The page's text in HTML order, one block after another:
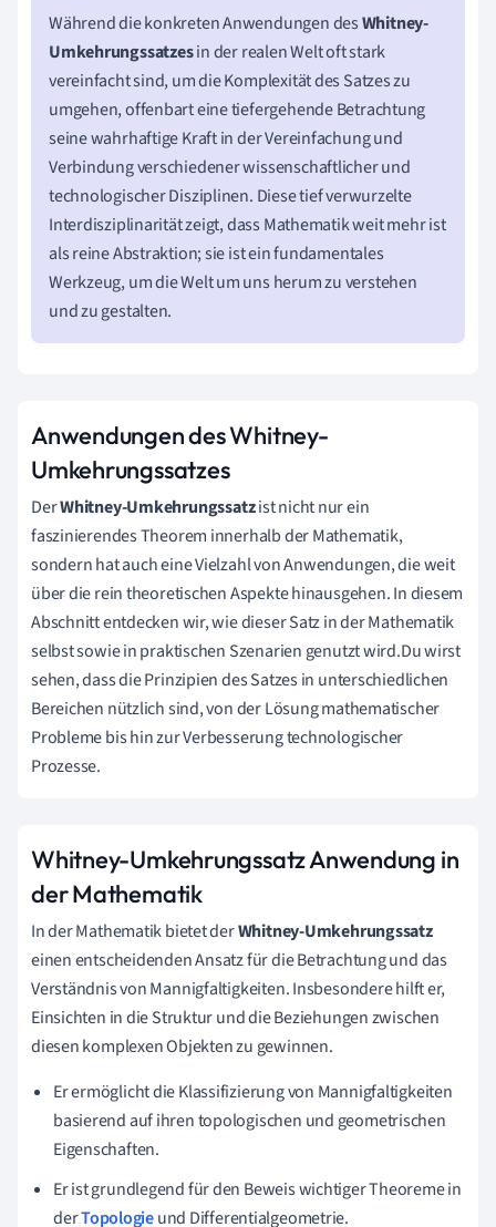
Während die konkreten Anwendungen desWhitney-
Umkehrungssatzesin der realen Welt oft stark
vereinfacht sind, um die Komplexität des Satzes zu
umgehen, offenbart eine tiefergehende Betrachtung
seine wahrhaftige Kraft in der Vereinfachung und
Verbindung verschiedener wissenschaftlicher und
technologischer Disziplinen. Diese tief verwurzelte
Interdisziplinarität zeigt, dass Mathematik weit mehr ist
als reine Abstraktion; sie ist ein fundamentales
Werkzeug, um die Welt um uns herum zu verstehen
und zu gestalten.
Anwendungen des Whitney-
Umkehrungssatzes
DerWhitney-Umkehrungssatzist nicht nur ein
faszinierendes Theorem innerhalb der Mathematik,
sondern hat auch eine Vielzahl von Anwendungen, die weit
über die rein theoretischen Aspekte hinausgehen. In diesem
Abschnitt entdecken wir, wie dieser Satz in der Mathematik
selbst sowie in praktischen Szenarien genutzt wird.Du wirst
sehen, dass die Prinzipien des Satzes in unterschiedlichen
Bereichen nützlich sind, von der Lösung mathematischer
Probleme bis hin zur Verbesserung technologischer
Prozesse.
Whitney-Umkehrungssatz Anwendung in
der Mathematik
In der Mathematik bietet derWhitney-Umkehrungssatz
einen entscheidenden Ansatz für die Betrachtung und das
Verständnis von Mannigfaltigkeiten. Insbesondere hilft er,
Einsichten in die Struktur und die Beziehungen zwischen
diesen komplexen Objekten zu gewinnen.
Er ermöglicht die Klassifizierung von Mannigfaltigkeiten
basierend auf ihren topologischen und geometrischen
Eigenschaften.
Er ist grundlegend für den Beweis wichtiger Theoreme in
derTopologieund Differentialgeometrie.